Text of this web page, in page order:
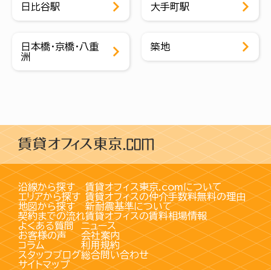
日比谷駅 大手町駅
日本橋・京橋・八重
洲
築地
沿線から探す
エリアから探す
地図から探す
契約までの流れ
賃貸オフィス東京.comについて
賃貸オフィスの仲介手数料無料の理由
新耐震基準について
賃貸オフィスの賃料相場情報
よくある質問
お客様の声
コラム
スタッフブログ
サイトマップ
ニュース
会社案内
利用規約
総合問い合わせ